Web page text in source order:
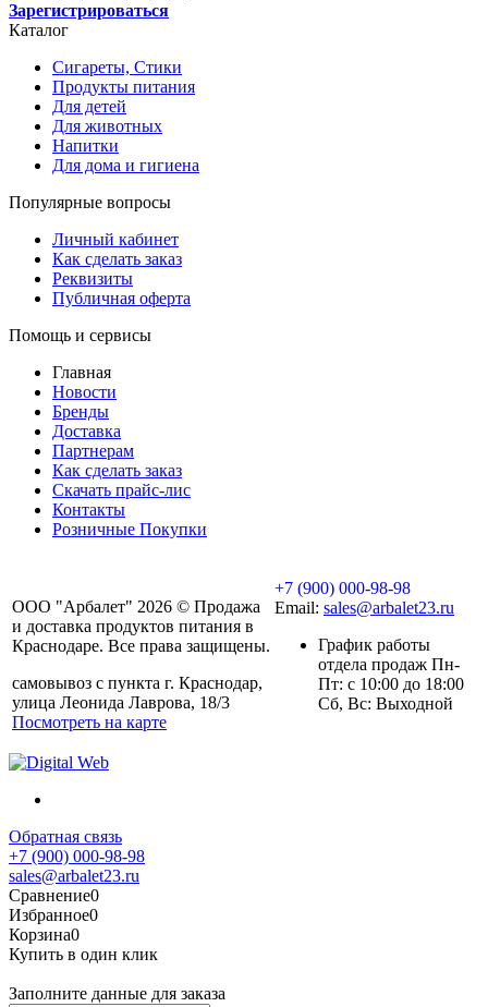
Зарегистрироваться
Каталог
Сигареты, Стики
Продукты питания
Для детей
Для животных
Напитки
Для дома и гигиена
Популярные вопросы
Личный кабинет
Как сделать заказ
Реквизиты
Публичная оферта
Помощь и сервисы
Главная
Новости
Бренды
Доставка
Партнерам
Как сделать заказ
Скачать прайс-лис
Контакты
Розничные Покупки
ООО "Арбалет" 2026 © Продажа
и доставка продуктов питания в
Краснодаре. Все права защищены.
самовывоз с пункта г. Краснодар,
улица Леонида Лаврова, 18/3
Посмотреть на карте
+7 (900) 000-98-98
Email: sales@arbalet23.ru
График работы
отдела продаж Пн-
Пт: с 10:00 до 18:00
Сб, Вс: Выходной
Обратная связь
+7 (900) 000-98-98
sales@arbalet23.ru
Сравнение0
Избранное0
Корзина0
Купить в один клик
Заполните данные для заказа